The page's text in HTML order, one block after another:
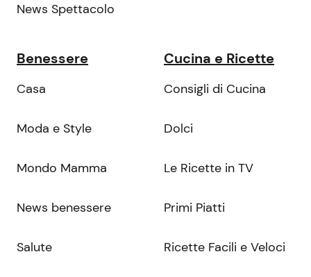
News Spettacolo
Benessere
Casa
Moda e Style
Mondo Mamma
News benessere
Salute
Cucina e Ricette
Consigli di Cucina
Dolci
Le Ricette in TV
Primi Piatti
Ricette Facili e Veloci